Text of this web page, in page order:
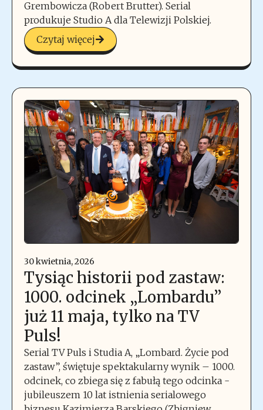
Grembowicza (Robert Brutter). Serial
produkuje Studio A dla Telewizji Polskiej.
Czytaj więcej
30 kwietnia, 2026
Tysiąc historii pod zastaw:
1000. odcinek „Lombardu”
już 11 maja, tylko na TV
Puls!
Serial TV Puls i Studia A, „Lombard. Życie pod
zastaw”, świętuje spektakularny wynik – 1000.
odcinek, co zbiega się z fabułą tego odcinka -
jubileuszem 10 lat istnienia serialowego